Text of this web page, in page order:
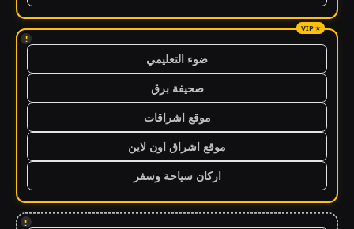
!
ضوء التعليمي
صحيفة برق
موقع اشراقات
موقع اشراق اون لاين
اركان سياحة وسفر
!